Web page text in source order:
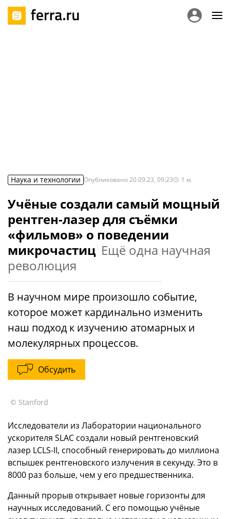
Наука и технологии Опубликовано20.09.23, 09:23 1 м.
Учёные создали самый мощный
рентген-лазер для съёмки
«фильмов» о поведении
микрочастиц Ещё одна научная
революция
В научном мире произошло событие,
которое может кардинально изменить
наш подход к изучению атомарных и
молекулярных процессов.
Обсудить
© Stanford
Исследователи из Лаборатории национального
ускорителя SLAC создали новый рентгеновский
лазер LCLS-II, способный генерировать до миллиона
вспышек рентгеновского излучения в секунду. Это в
8000 раз больше, чем у его предшественника.
Данный прорыв открывает новые горизонты для
научных исследований. С его помощью учёные